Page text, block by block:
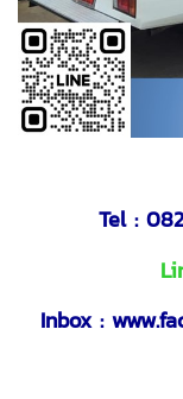
Tel :
Inbox :